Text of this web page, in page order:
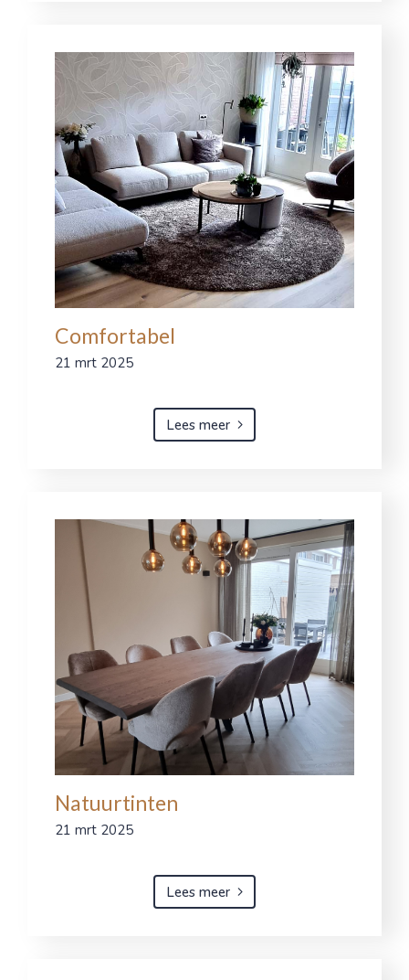
Comfortabel
21 mrt 2025
Lees meer
Natuurtinten
21 mrt 2025
Lees meer